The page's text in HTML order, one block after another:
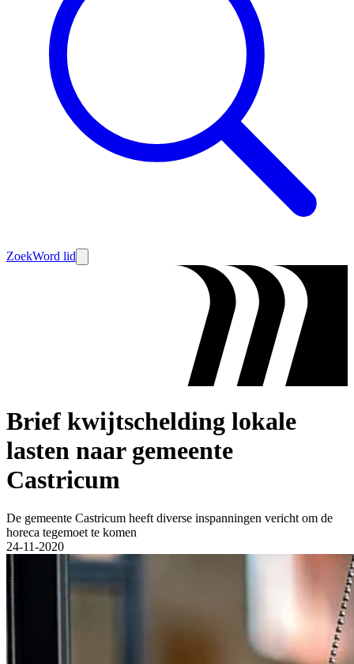
ZoekWord lid
Brief kwijtschelding lokale
lasten naar gemeente
Castricum
De gemeente Castricum heeft diverse inspanningen vericht om de
horeca tegemoet te komen
24-11-2020